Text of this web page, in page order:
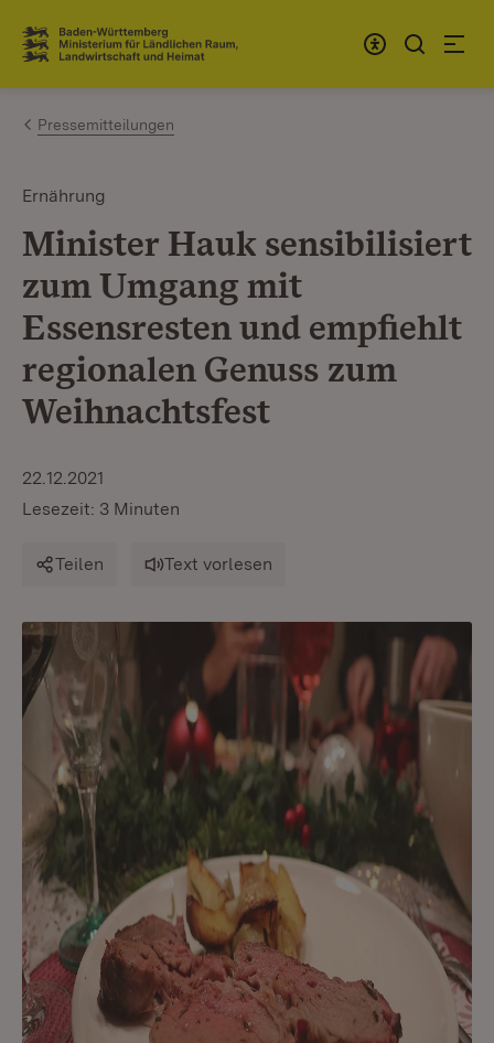
Zum Inhalt springen
Link zur Startseite
Pressemitteilungen
Ernährung
Minister Hauk sensibilisiert
zum Umgang mit
Essensresten und empfiehlt
regionalen Genuss zum
Weihnachtsfest
22.12.2021
Lesezeit: 3 Minuten
Teilen Text vorlesen